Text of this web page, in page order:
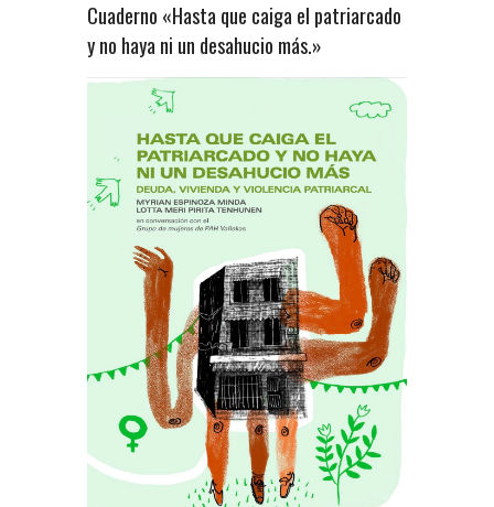
Cuaderno «Hasta que caiga el patriarcado
y no haya ni un desahucio más.»